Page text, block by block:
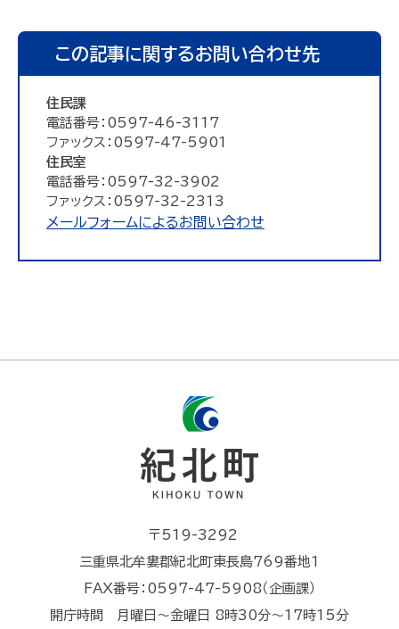
この記事に関するお問い合わせ先
住民課
電話番号：0597-46-3117
ファックス：0597-47-5901
住民室
電話番号：0597-32-3902
ファックス：0597-32-2313
メールフォームによるお問い合わせ
〒519-3292
三重県北牟婁郡紀北町東長島769番地1
FAX番号：0597-47-5908（企画課）
開庁時間 月曜日～金曜日 8時30分～17時15分